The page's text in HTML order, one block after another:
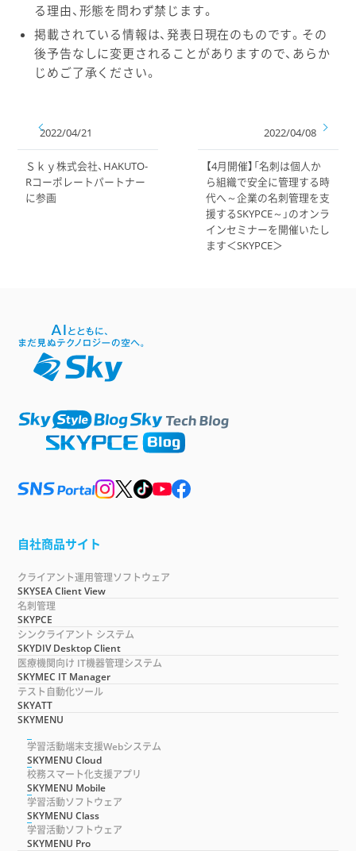
る理由、形態を問わず禁じます。
掲載されている情報は、発表日現在のものです。その
後予告なしに変更されることがありますので、あらか
じめご了承ください。
2022/04/21
Ｓｋｙ株式会社、HAKUTO-
Rコーポレートパートナー
に参画
2022/04/08
【4月開催】「名刺は個人か
ら組織で安全に管理する時
代へ～企業の名刺管理を支
援するSKYPCE～」のオンラ
インセミナーを開催いたし
ます＜SKYPCE＞
自社商品サイト
クライアント運用管理ソフトウェア
SKYSEA Client View
名刺管理
SKYPCE
シンクライアント システム
SKYDIV Desktop Client
医療機関向け IT機器管理システム
SKYMEC IT Manager
テスト自動化ツール
SKYATT
SKYMENU
学習活動端末支援Webシステム
SKYMENU Cloud
校務スマート化支援アプリ
SKYMENU Mobile
学習活動ソフトウェア
SKYMENU Class
学習活動ソフトウェア
SKYMENU Pro